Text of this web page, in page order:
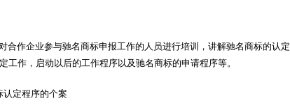
作企业参与驰名商标申报工作的人员进行培训，讲解驰名商标的认定
作，启动以后的工作程序以及驰名商标的申请程序等。
定程序的个案